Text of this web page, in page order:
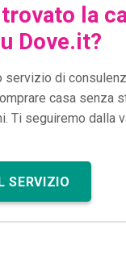
la
Dove.it?
servizio di
casa senza
Ti seguiremo dalla
SERVIZIO